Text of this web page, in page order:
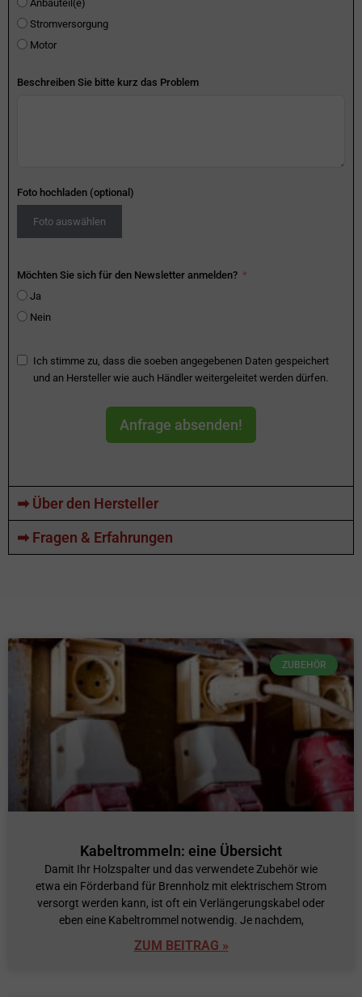
Anbauteil(e)
Stromversorgung
Motor
Beschreiben Sie bitte kurz das Problem
Foto hochladen (optional)
Foto auswählen
Möchten Sie sich für den Newsletter anmelden?
Ja
Nein
Ich stimme zu, dass die soeben angegebenen Daten gespeichert
und an Hersteller wie auch Händler weitergeleitet werden dürfen.
Anfrage absenden!
➡ Über den Hersteller
➡ Fragen & Erfahrungen
ZUBEHÖR
Kabeltrommeln: eine Übersicht
Damit Ihr Holzspalter und das verwendete Zubehör wie
etwa ein Förderband für Brennholz mit elektrischem Strom
versorgt werden kann, ist oft ein Verlängerungskabel oder
eben eine Kabeltrommel notwendig. Je nachdem,
ZUM BEITRAG »